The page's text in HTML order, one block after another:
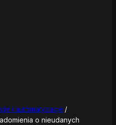
i automatyzacje /
o nieudanych